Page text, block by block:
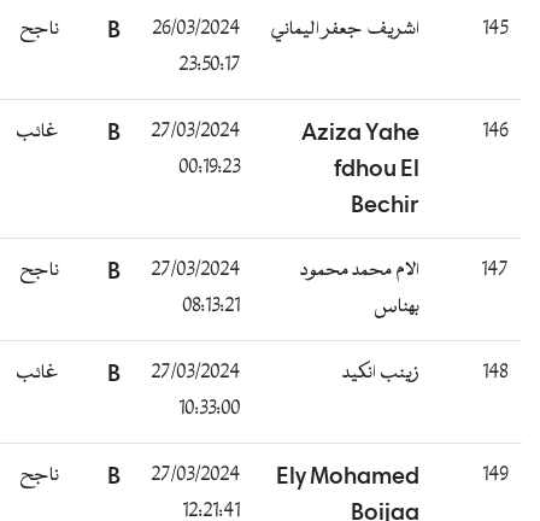
145 اشريف جعفر اليماني
26/03/2024
23:50:17
B ناجح
146
Aziza Yahe
fdhou El
Bechir
27/03/2024
00:19:23
B غائب
147
الام محمد محمود
بهناس
27/03/2024
08:13:21
B ناجح
148 زينب انكيد
27/03/2024
10:33:00
B غائب
149
Ely Mohamed
Boijaa
27/03/2024
12:21:41
B ناجح